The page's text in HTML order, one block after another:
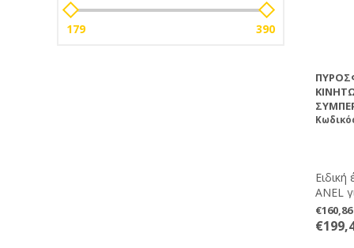
ANEL
Ίσως η
Τα
179 390